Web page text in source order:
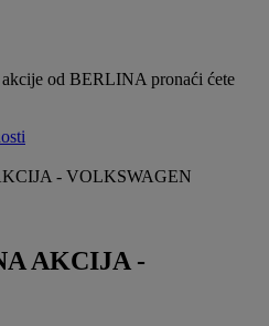
od BERLINA pronaći ćete
- VOLKSWAGEN
AKCIJA -